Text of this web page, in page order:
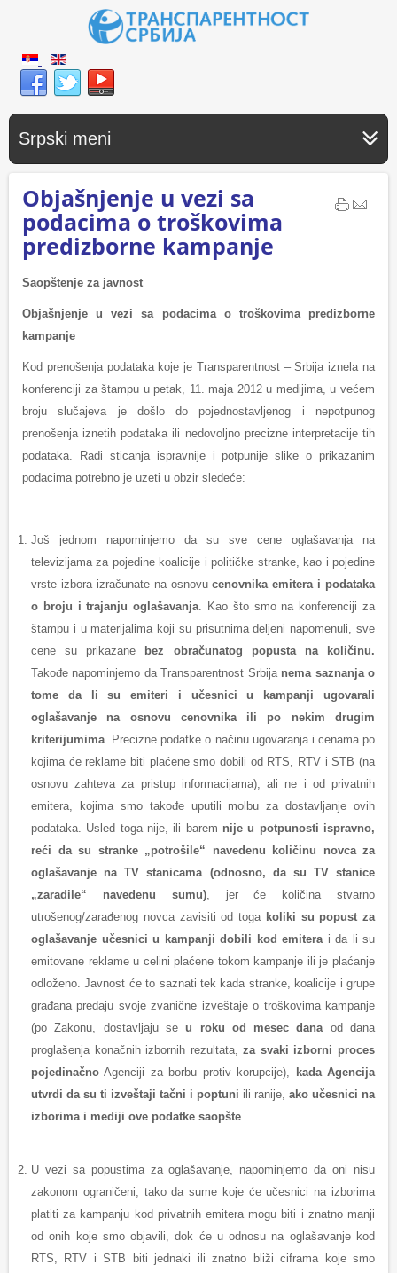
Srpski meni
Objašnjenje u vezi sa
podacima o troškovima
predizborne kampanje
Saopštenje za javnost
Objašnjenje u vezi sa podacima o troškovima predizborne
kampanje
Kod prenošenja podataka koje je Transparentnost – Srbija iznela na
konferenciji za štampu u petak, 11. maja 2012 u medijima, u većem
broju slučajeva je došlo do pojednostavljenog i nepotpunog
prenošenja iznetih podataka ili nedovoljno precizne interpretacije tih
podataka. Radi sticanja ispravnije i potpunije slike o prikazanim
podacima potrebno je uzeti u obzir sledeće:
Još jednom napominjemo da su sve cene oglašavanja na
televizijama za pojedine koalicije i političke stranke, kao i pojedine
vrste izbora izračunate na osnovucenovnika emitera i podataka
o broju i trajanju oglašavanja. Kao što smo na konferenciji za
štampu i u materijalima koji su prisutnima deljeni napomenuli, sve
cene su prikazane
bez obračunatog popusta na količinu.
Takođe napominjemo da Transparentnost Srbija nema saznanja o
tome da li su emiteri i učesnici u kampanji ugovarali
oglašavanje na osnovu cenovnika ili po nekim drugim
kriterijumima. Precizne podatke o načinu ugovaranja i cenama po
kojima će reklame biti plaćene smo dobili od RTS, RTV i STB (na
osnovu zahteva za pristup informacijama), ali ne i od privatnih
emitera, kojima smo takođe uputili molbu za dostavljanje ovih
podataka. Usled toga nije, ili barem nije u potpunosti ispravno,
reći da su stranke „potrošile“ navedenu količinu novca za
oglašavanje na TV stanicama (odnosno, da su TV stanice
„zaradile“ navedenu sumu), jer će količina stvarno
utrošenog/zarađenog novca zavisiti od toga koliki su popust za
oglašavanje učesnici u kampanji dobili kod emitera i da li su
emitovane reklame u celini plaćene tokom kampanje ili je plaćanje
odloženo. Javnost će to saznati tek kada stranke, koalicije i grupe
građana predaju svoje zvanične izveštaje o troškovima kampanje
(po Zakonu, dostavljaju seu roku od mesec danaod dana
proglašenja konačnih izbornih rezultata,za svaki izborni proces
pojedinačno Agenciji za borbu protiv korupcije),
kada Agencija
utvrdi da su ti izveštaji tačni i poptuni ili ranije, ako učesnici na
izborima i mediji ove podatke saopšte.
U vezi sa popustima za oglašavanje, napominjemo da oni nisu
zakonom ograničeni, tako da sume koje će učesnici na izborima
platiti za kampanju kod privatnih emitera mogu biti i znatno manji
od onih koje smo objavili, dok će u odnosu na oglašavanje kod
RTS, RTV i STB biti jednaki ili znatno bliži ciframa koje smo